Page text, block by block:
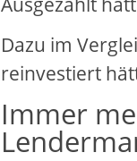
Dazu im
reinvestiert
Immer